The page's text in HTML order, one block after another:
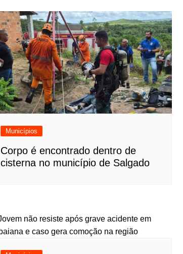
Municípios
Corpo é encontrado dentro de
cisterna no município de Salgado